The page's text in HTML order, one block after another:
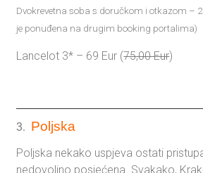
Dvokrevetna soba s doručkom i otkazom –
je ponuđena na drugim booking portalima)
Lancelot 3* – 69 Eur (75,00 Eur)
3. Poljska
Poljska nekako uspjeva ostati
nedovoljno posjećena. Svakako,